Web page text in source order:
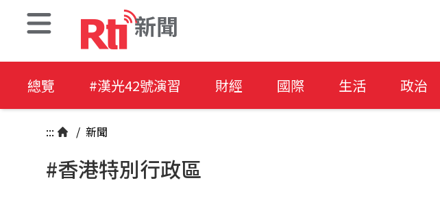
新聞
總覽 #漢光42號演習 財經 國際 生活 政治
::: / 新聞
#香港特別行政區